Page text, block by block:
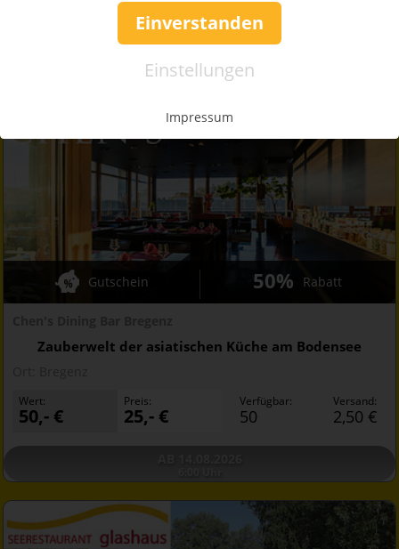
Einverstanden
Einstellungen
Impressum
25,- €
Verfügbar:
50
AB 12.08.2026
6:00 Uhr
Zauberwelt der asiatischen Küche am Bodensee
Gutschein 50% Rabatt
Wert:
50,- €
Preis:
25,- €
Verfügbar:
50
Versand:
2,50 €